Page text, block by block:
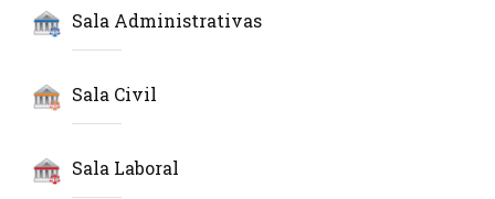
Sala Administrativas
Sala Civil
Sala Laboral